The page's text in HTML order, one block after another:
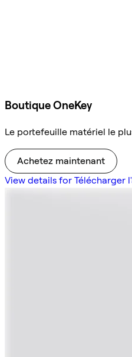
Boutique OneKey
Le portefeuille matériel le
Achetez maintenant
View details for Télécharger